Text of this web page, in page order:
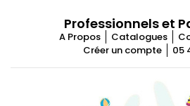
Professionnels et
A Propos Catalogues
Créer un compte
05